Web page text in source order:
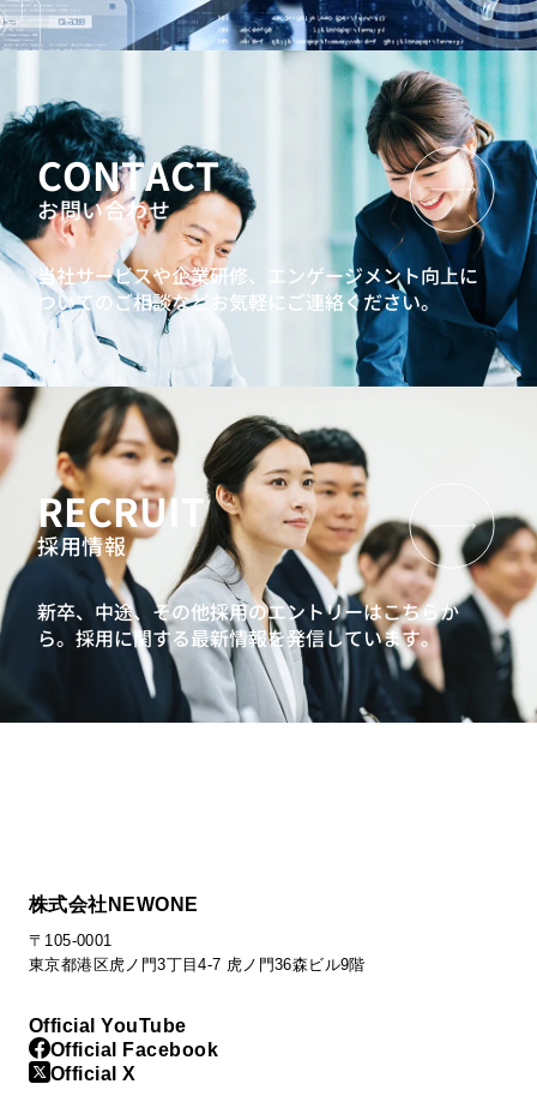
CONTACT
お問い合わせ
当社サービスや企業研修、エンゲージメント向上に
ついてのご相談などお気軽にご連絡ください。
RECRUIT
採用情報
新卒、中途、その他採用のエントリーはこちらか
ら。採用に関する最新情報を発信しています。
株式会社NEWONE
〒105-0001
東京都港区虎ノ門3丁目4-7 虎ノ門36森ビル9階
Official YouTube
Official Facebook
Official X